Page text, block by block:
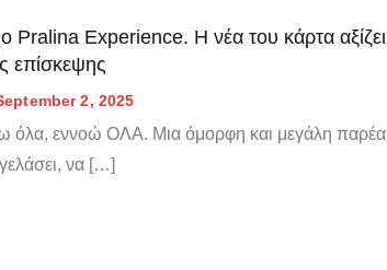
Pralina Experience. Η νέα του κάρτα αξίζει
επίσκεψης
2, 2025
όλα, εννοώ ΟΛΑ. Μια όμορφη και μεγάλη παρέα
να […]